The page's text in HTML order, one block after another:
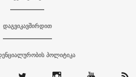
დაგვიკავშირდით
პოლიტიკა